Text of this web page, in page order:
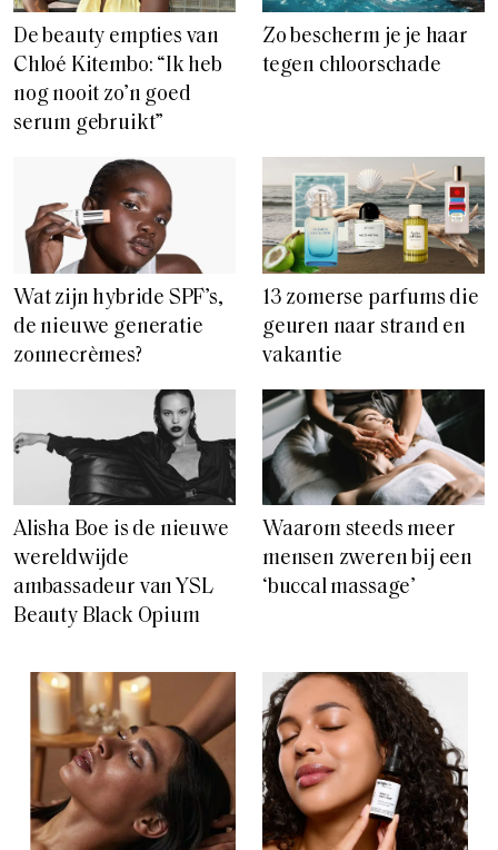
De beauty empties van
Chloé Kitembo: “Ik heb
nog nooit zo’n goed
serum gebruikt”
Zo bescherm je je haar
tegen chloorschade
Wat zijn hybride SPF’s,
de nieuwe generatie
zonnecrèmes?
13 zomerse parfums die
geuren naar strand en
vakantie
Alisha Boe is de nieuwe
wereldwijde
ambassadeur van YSL
Beauty Black Opium
Waarom steeds meer
mensen zweren bij een
‘buccal massage’